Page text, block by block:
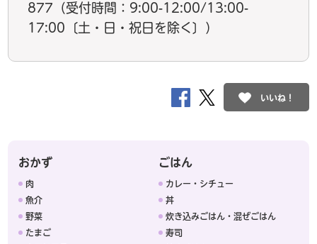
877（受付時間：9:00-12:00/13:00-
17:00〔土・日・祝日を除く〕）
いいね！
おかず
肉
魚介
野菜
たまご
ごはん
カレー・シチュー
丼
炊き込みごはん・混ぜごはん
寿司